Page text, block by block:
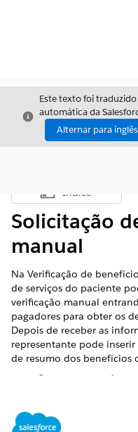
Fechar
Este texto foi
automática da
Alternar para inglês
Mostrar índice
Índice
Solicitação
manual
Na Verificação de
de serviços do paciente
verificação manual
pagadores para obter os
Depois de receber as
representante pode
de resumo dos benefícios
EDIÇÕES OBRIGATÓRIAS
Disponível em: Lightning